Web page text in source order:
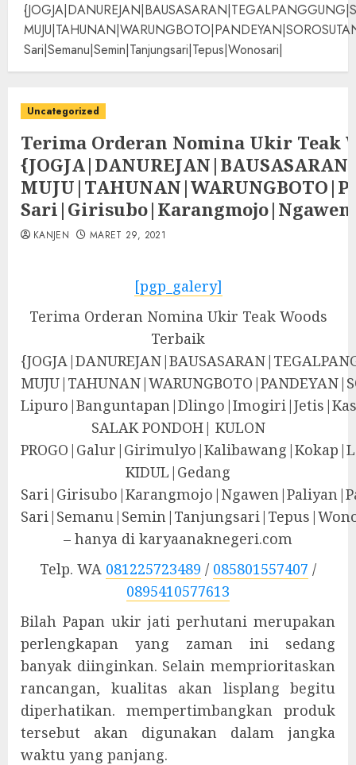
Sari|Semanu|Semin|Tanjungsari|Tepus|Wonosari|
Uncategorized
Terima Orderan Nomina Ukir Teak
KANJEN MARET 29, 2021
[pgp_galery]
Terima Orderan Nomina Ukir Teak Woods
Terbaik
SALAK PONDOH| KULON
KIDUL|Gedang
– hanya di karyaanaknegeri.com
Telp. WA 081225723489 / 085801557407 /
0895410577613
Bilah Papan ukir jati perhutani merupakan
perlengkapan yang zaman ini sedang
banyak diinginkan. Selain memprioritaskan
rancangan, kualitas akan lisplang begitu
diperhatikan. mempertimbangkan produk
tersebut akan digunakan dalam jangka
waktu yang panjang.